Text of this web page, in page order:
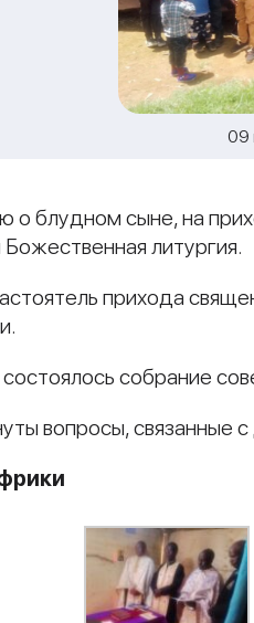
09
блудном сыне, на
литургия.
прихода
собрание
вопросы, связанные